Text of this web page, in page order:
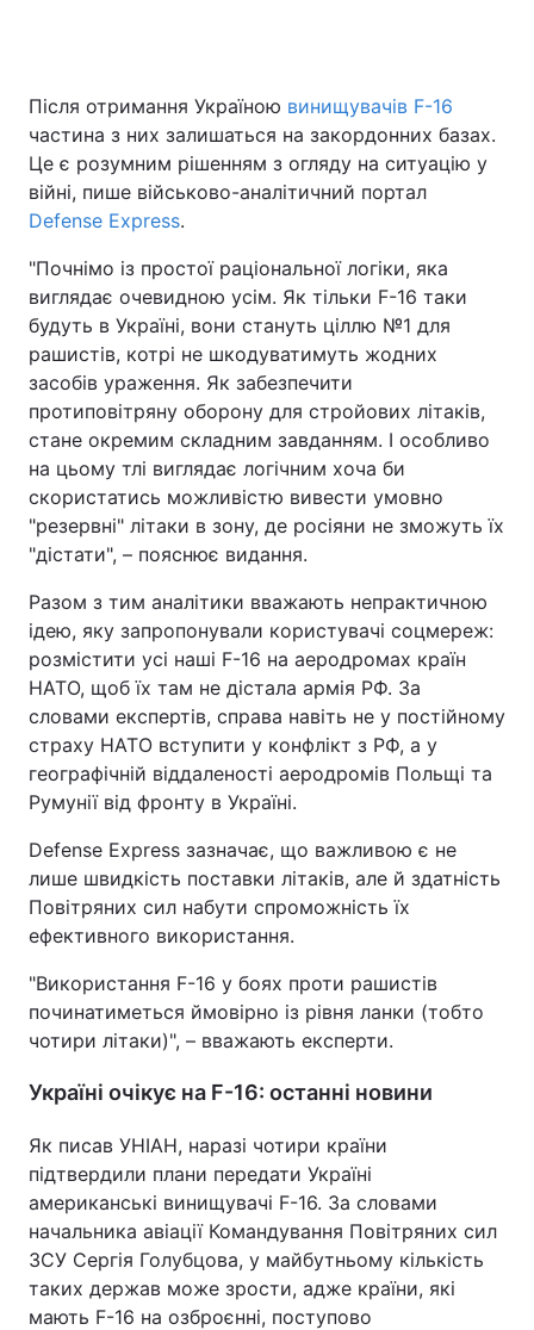
Після отримання Україною винищувачів F-16
частина з них залишаться на закордонних базах.
Це є розумним рішенням з огляду на ситуацію у
війні, пише військово-аналітичний портал
Defense Express.
"Почнімо із простої раціональної логіки, яка
виглядає очевидною усім. Як тільки F-16 таки
будуть в Україні, вони стануть ціллю №1 для
рашистів, котрі не шкодуватимуть жодних
засобів ураження. Як забезпечити
протиповітряну оборону для стройових літаків,
стане окремим складним завданням. І особливо
на цьому тлі виглядає логічним хоча би
скористатись можливістю вивести умовно
"резервні" літаки в зону, де росіяни не зможуть їх
"дістати", – пояснює видання.
Разом з тим аналітики вважають непрактичною
ідею, яку запропонували користувачі соцмереж:
розмістити усі наші F-16 на аеродромах країн
НАТО, щоб їх там не дістала армія РФ. За
словами експертів, справа навіть не у постійному
страху НАТО вступити у конфлікт з РФ, а у
географічній віддаленості аеродромів Польщі та
Румунії від фронту в Україні.
Defense Express зазначає, що важливою є не
лише швидкість поставки літаків, але й здатність
Повітряних сил набути спроможність їх
ефективного використання.
"Використання F-16 у боях проти рашистів
починатиметься ймовірно із рівня ланки (тобто
чотири літаки)", – вважають експерти.
Україні очікує на F-16: останні новини
Як писав УНІАН, наразі чотири країни
підтвердили плани передати Україні
американські винищувачі F-16. За словами
начальника авіації Командування Повітряних сил
ЗСУ Сергія Голубцова, у майбутньому кількість
таких держав може зрости, адже країни, які
мають F-16 на озброєнні, поступово